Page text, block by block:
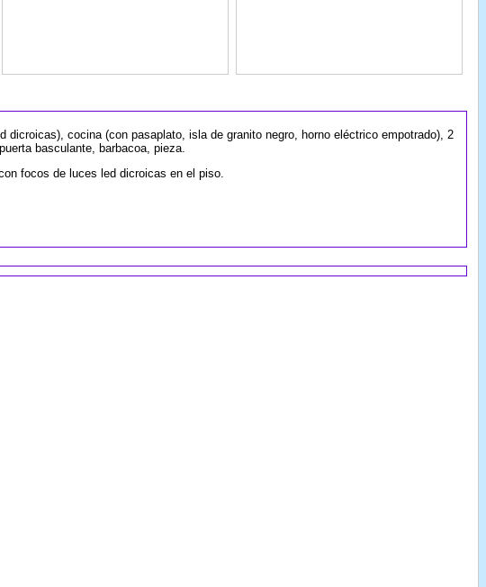
cocina (con pasaplato, isla de granito negro, horno eléctrico empotrado), 2
basculante, barbacoa, pieza.
focos de luces led dicroicas en el piso.